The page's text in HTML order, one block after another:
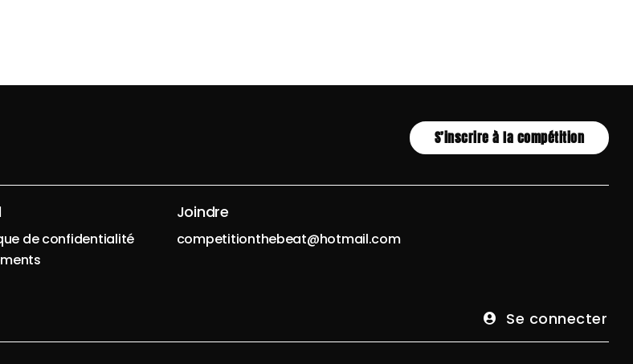
S’inscrire à la compétition
de confidentialité
Joindre
competitionthebeat@hotmail.com
Se connecter